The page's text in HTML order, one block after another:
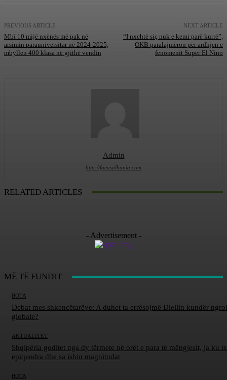
PREVIOUS ARTICLE
Mbi 10 mijë nxënës më pak në
arsimin parauniversitar në 2024-2025,
mbyllen 400 klasa në gjithë vendin
NEXT ARTICLE
“I nxehtë siç nuk e kemi parë kurrë”,
OKB paralajmëron për ardhjen e
fenomenit Super El Nino
Admin
http://focusalbania.com
RELATED ARTICLES
- Advertisement -
MË TË FUNDIT
BOTA
Debat mes shkencëtarëve: A duhet ta errësojmë Diellin kundër
globale?
AKTUALITET
Shqipëria goditet nga dy tërmete në orët e para të mëngjesit, ja ku
epiqendra dhe sa ishin magnitudat
BOTA